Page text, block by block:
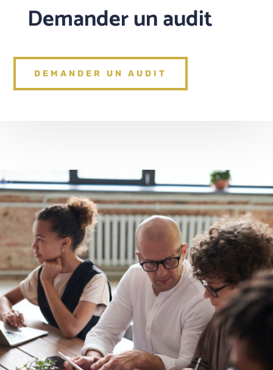
Demander un audit
DEMANDER UN AUDIT